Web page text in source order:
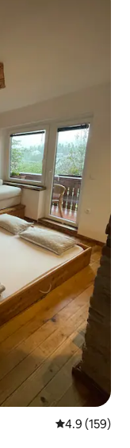
從 159 則評
4.9 (159)